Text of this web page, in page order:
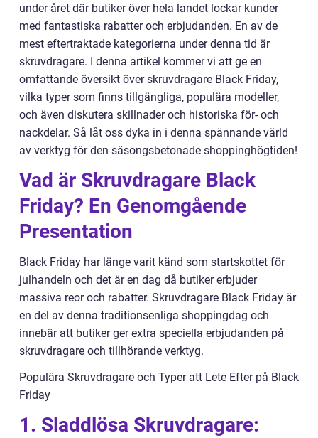
under året där butiker över hela landet lockar kunder
med fantastiska rabatter och erbjudanden. En av de
mest eftertraktade kategorierna under denna tid är
skruvdragare. I denna artikel kommer vi att ge en
omfattande översikt över skruvdragare Black Friday,
vilka typer som finns tillgängliga, populära modeller,
och även diskutera skillnader och historiska för- och
nackdelar. Så låt oss dyka in i denna spännande värld
av verktyg för den säsongsbetonade shoppinghögtiden!
Vad är Skruvdragare Black
Friday? En Genomgående
Presentation
Black Friday har länge varit känd som startskottet för
julhandeln och det är en dag då butiker erbjuder
massiva reor och rabatter. Skruvdragare Black Friday är
en del av denna traditionsenliga shoppingdag och
innebär att butiker ger extra speciella erbjudanden på
skruvdragare och tillhörande verktyg.
Populära Skruvdragare och Typer att Lete Efter på Black
Friday
1. Sladdlösa Skruvdragare: